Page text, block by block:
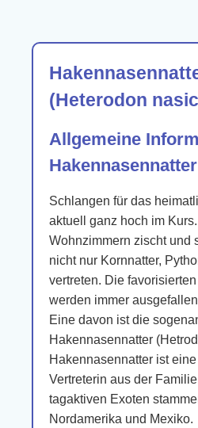
(Heterodon
Allgemeine
Schlangen für das
aktuell ganz hoch im
Wohnzimmern zischt und
nicht nur Kornnatter,
vertreten. Die
werden immer
Eine davon ist die
Hakennasennatter
Hakennasennatter ist
Vertreterin aus der
tagaktiven Exoten
Nordamerika und Mexiko.